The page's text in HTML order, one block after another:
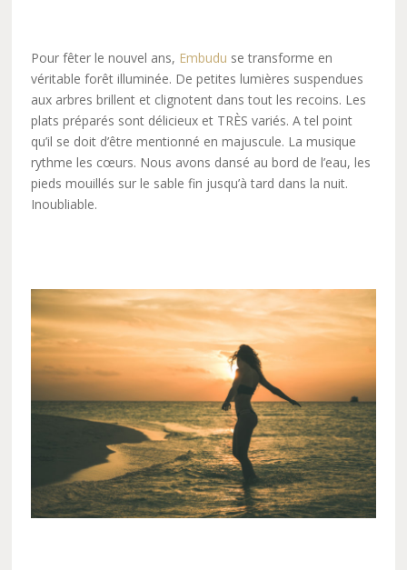
Pour fêter le nouvel ans, Embudu se transforme en
véritable forêt illuminée. De petites lumières suspendues
aux arbres brillent et clignotent dans tout les recoins. Les
plats préparés sont délicieux et TRÈS variés. A tel point
qu’il se doit d’être mentionné en majuscule. La musique
rythme les cœurs. Nous avons dansé au bord de l’eau, les
pieds mouillés sur le sable fin jusqu’à tard dans la nuit.
Inoubliable.